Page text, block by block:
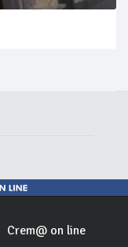
Crem@ on line